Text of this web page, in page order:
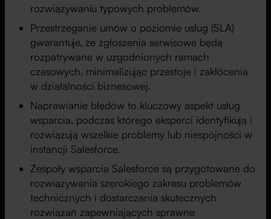
rozwiązywaniu typowych problemów.
Przestrzeganie umów o poziomie usług (SLA)
gwarantuje, że zgłoszenia serwisowe będą
rozpatrywane w uzgodnionych ramach
czasowych, minimalizując przestoje i zakłócenia
w działalności biznesowej.
Naprawianie błędów to kluczowy aspekt usług
wsparcia, podczas którego eksperci identyfikują i
rozwiązują wszelkie problemy lub niespójności w
instancji Salesforce.
Zespoły wsparcia Salesforce są przygotowane do
rozwiązywania szerokiego zakresu problemów
technicznych i dostarczania skutecznych
rozwiązań zapewniających sprawne